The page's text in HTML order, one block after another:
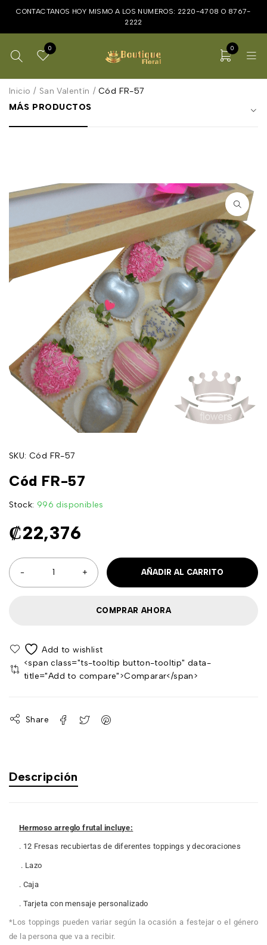
CONTACTANOS HOY MISMO A LOS NUMEROS: 2220-4708 O 8767-
2222
0 0
Inicio / San Valentín / Cód FR-57
MÁS PRODUCTOS
SKU: Cód FR-57
Cód FR-57
Stock: 996 disponibles
₡22,376
AÑADIR AL CARRITO
COMPRAR AHORA
<span class="ts-tooltip button-tooltip" data-
title="Add to compare">Comparar</span>
Share
Descripción
Hermoso arreglo frutal incluye:
. 12 Fresas recubiertas de diferentes toppings y decoraciones
. Lazo
. Caja
. Tarjeta con mensaje personalizado
*Los toppings pueden variar según la ocasión a festejar o el género
de la persona que va a recibir.